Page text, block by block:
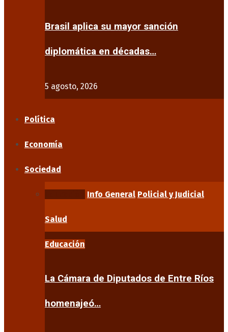
Brasil aplica su mayor sanción
diplomática en décadas…
5 agosto, 2026
Política
Economía
Sociedad
Info General Policial y Judicial
Salud
Educación
La Cámara de Diputados de Entre Ríos
homenajeó…